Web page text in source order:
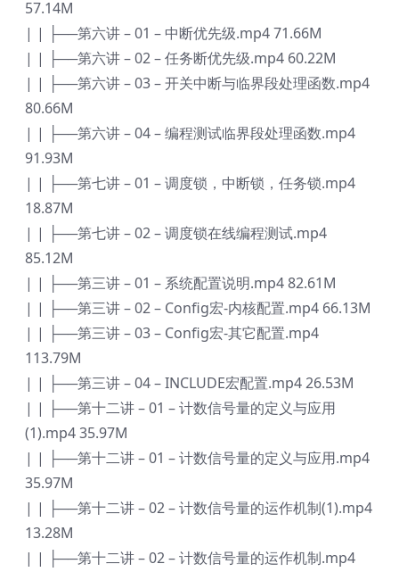
57.14M
| | ├──第六讲 – 01 – 中断优先级.mp4 71.66M
| | ├──第六讲 – 02 – 任务断优先级.mp4 60.22M
| | ├──第六讲 – 03 – 开关中断与临界段处理函数.mp4
80.66M
| | ├──第六讲 – 04 – 编程测试临界段处理函数.mp4
91.93M
| | ├──第七讲 – 01 – 调度锁，中断锁，任务锁.mp4
18.87M
| | ├──第七讲 – 02 – 调度锁在线编程测试.mp4
85.12M
| | ├──第三讲 – 01 – 系统配置说明.mp4 82.61M
| | ├──第三讲 – 02 – Config宏-内核配置.mp4 66.13M
| | ├──第三讲 – 03 – Config宏-其它配置.mp4
113.79M
| | ├──第三讲 – 04 – INCLUDE宏配置.mp4 26.53M
| | ├──第十二讲 – 01 – 计数信号量的定义与应用
(1).mp4 35.97M
| | ├──第十二讲 – 01 – 计数信号量的定义与应用.mp4
35.97M
| | ├──第十二讲 – 02 – 计数信号量的运作机制(1).mp4
13.28M
| | ├──第十二讲 – 02 – 计数信号量的运作机制.mp4